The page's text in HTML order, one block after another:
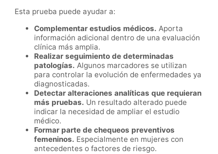
Esta prueba puede ayudar a:
Complementar estudios médicos. Aporta
información adicional dentro de una evaluación
clínica más amplia.
Realizar seguimiento de determinadas
patologías. Algunos marcadores se utilizan
para controlar la evolución de enfermedades ya
diagnosticadas.
Detectar alteraciones analíticas que requieran
más pruebas. Un resultado alterado puede
indicar la necesidad de ampliar el estudio
médico.
Formar parte de chequeos preventivos
femeninos. Especialmente en mujeres con
antecedentes o factores de riesgo.